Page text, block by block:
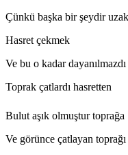
Çünkü başka bir şeydir
Hasret çekmek
Ve bu o kadar
Toprak çatlardı hasretten
Bulut aşık olmuştur toprağa
Ve görünce çatlayan toprağı